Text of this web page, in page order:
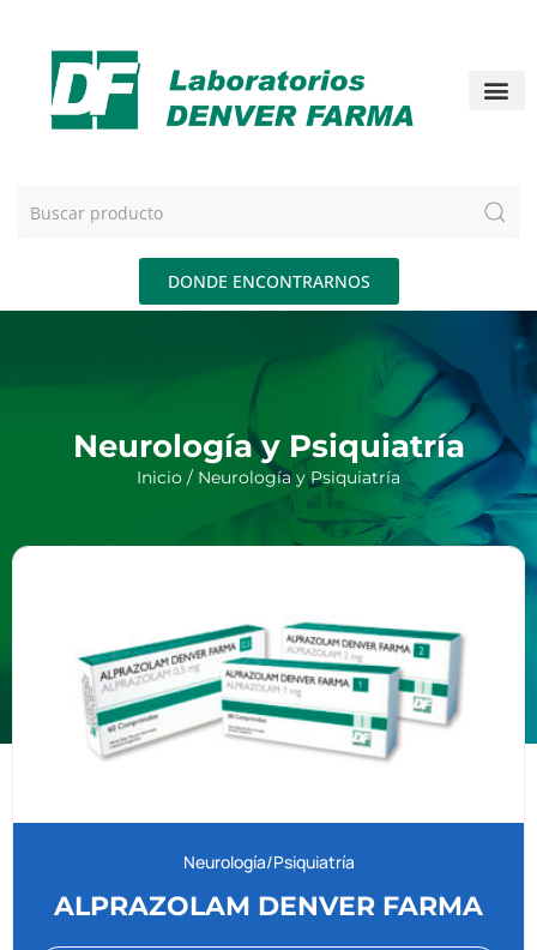
DONDE ENCONTRARNOS
Neurología y Psiquiatría
Inicio / Neurología y Psiquiatría
Neurología/Psiquiatría
ALPRAZOLAM DENVER FARMA